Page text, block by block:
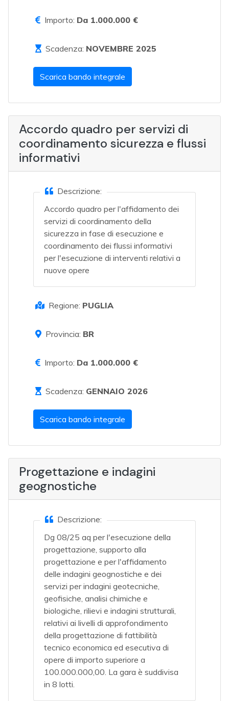
Importo: Da 1.000.000 €
Scadenza: NOVEMBRE 2025
Scarica bando integrale
Accordo quadro per servizi di
coordinamento sicurezza e flussi
informativi
Descrizione:
Accordo quadro per l'affidamento dei
servizi di coordinamento della
sicurezza in fase di esecuzione e
coordinamento dei flussi informativi
per l'esecuzione di interventi relativi a
nuove opere
Regione: PUGLIA
Provincia: BR
Importo: Da 1.000.000 €
Scadenza: GENNAIO 2026
Scarica bando integrale
Progettazione e indagini
geognostiche
Descrizione:
Dg 08/25 aq per l'esecuzione della
progettazione, supporto alla
progettazione e per l'affidamento
delle indagini geognostiche e dei
servizi per indagini geotecniche,
geofisiche, analisi chimiche e
biologiche, rilievi e indagini strutturali,
relativi ai livelli di approfondimento
della progettazione di fattibilità
tecnico economica ed esecutiva di
opere di importo superiore a
100.000.000,00. La gara è suddivisa
in 8 lotti.